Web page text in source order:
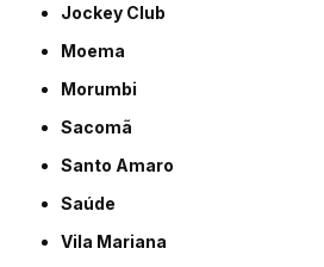
Jockey Club
Moema
Morumbi
Sacomã
Santo Amaro
Saúde
Vila Mariana